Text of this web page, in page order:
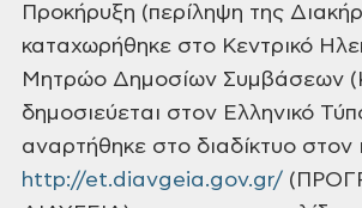
Προκήρυξη (περίληψη της
καταχωρήθηκε στο Κεντρικό
Μητρώο Δημοσίων Συμβάσεων
δημοσιεύεται στον Ελληνικό
αναρτήθηκε στο διαδίκτυο στον
http://et.diavgeia.gov.gr/